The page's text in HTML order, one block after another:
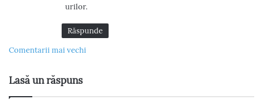
urilor.
Răspunde
N
a
v
Comentarii mai vechi
Lasă un răspuns